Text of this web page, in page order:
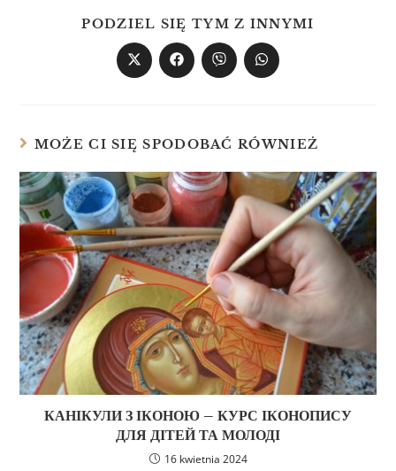
PODZIEL SIĘ TYM Z INNYMI
MOŻE CI SIĘ SPODOBAĆ RÓWNIEŻ
КАНІКУЛИ З ІКОНОЮ – КУРС ІКОНОПИСУ
ДЛЯ ДІТЕЙ ТА МОЛОДІ
16 kwietnia 2024